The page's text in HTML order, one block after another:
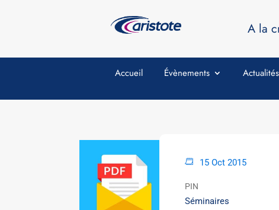
A la
Accueil Évènements Actualités
15 Oct 2015
PIN
Séminaires